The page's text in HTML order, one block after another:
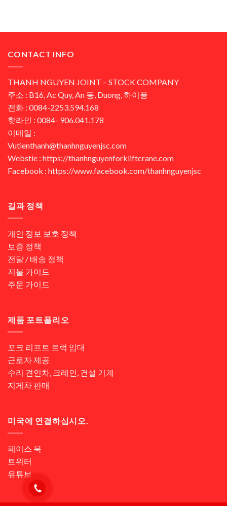
CONTACT INFO
THANH NGUYEN JOINT – STOCK COMPANY
주소 : B16, Ac Quy, An 동, Duong, 하이퐁
전화 : 0084-2253.594.168
핫라인 : 0084- 906.041.178
이메일 :
Vutienthanh@thanhnguyenjsc.com
Webstie : https://thanhnguyenforkliftcrane.com
Facebook : https://www.facebook.com/thanhnguyenjsc
길과 정책
개인 정보 보호 정책
보증 정책
전달 / 배송 정책
지불 가이드
주문 가이드
제품 포트폴리오
포크 리프트 트럭 임대
근로자 제공
수리 견인차, 크레인, 건설 기계
지게차 판매
미국에 연결하십시오.
페이스 북
트위터
유튜브